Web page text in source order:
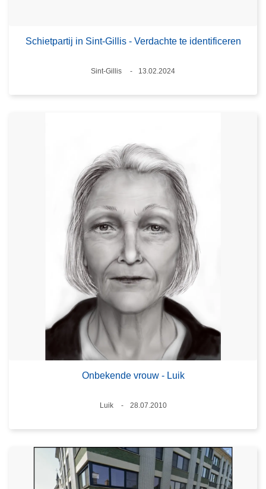
Schietpartij in Sint-Gillis - Verdachte te identificeren
Plaats
Sint-Gillis
13.02.2024
Onbekende vrouw - Luik
Plaats
Luik
28.07.2010